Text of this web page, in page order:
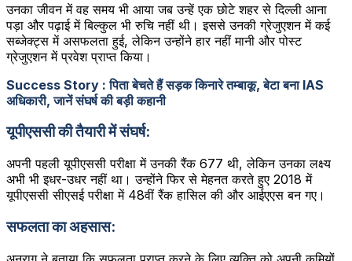
उनका जीवन में वह समय भी आया जब उन्हें एक छोटे शहर से दिल्ली आना
पड़ा और पढ़ाई में बिल्कुल भी रुचि नहीं थी। इससे उनकी ग्रेजुएशन में कई
सब्जेक्ट्स में असफलता हुई, लेकिन उन्होंने हार नहीं मानी और पोस्ट
ग्रेजुएशन में प्रवेश प्राप्त किया।
Success Story : पिता बेचते हैं सड़क किनारे तम्बाकू, बेटा बना IAS
अधिकारी, जानें संघर्ष की बड़ी कहानी
यूपीएससी की तैयारी में संघर्ष:
अपनी पहली यूपीएससी परीक्षा में उनकी रैंक 677 थी, लेकिन उनका लक्ष्य
अभी भी इधर-उधर नहीं था। उन्होंने फिर से मेहनत करते हुए 2018 में
यूपीएससी सीएसई परीक्षा में 48वीं रैंक हासिल की और आईएएस बन गए।
सफलता का अहसास: